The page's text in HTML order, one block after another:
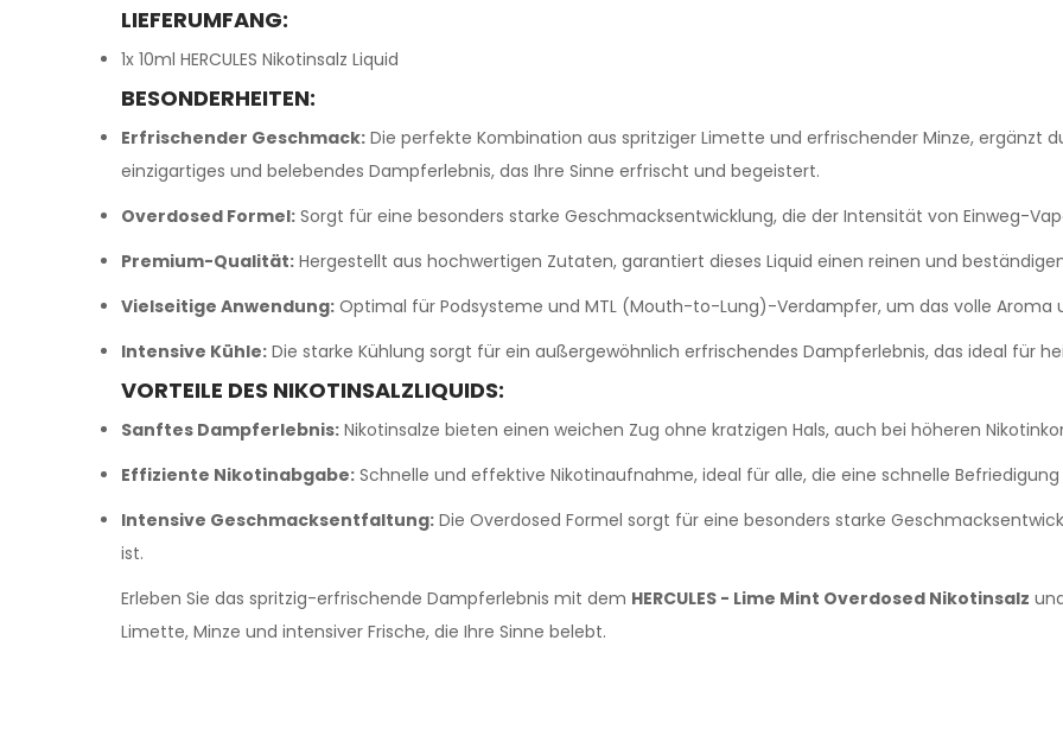
LIEFERUMFANG:
1x 10ml HERCULES Nikotinsalz Liquid
BESONDERHEITEN:
Erfrischender Geschmack: Die perfekte Kombination aus spritziger Limette und erfrischender Minze, ergänzt
einzigartiges und belebendes Dampferlebnis, das Ihre Sinne erfrischt und begeistert.
Overdosed Formel: Sorgt für eine besonders starke Geschmacksentwicklung, die der Intensität von Einweg-
Premium-Qualität: Hergestellt aus hochwertigen Zutaten, garantiert dieses Liquid einen reinen und
Vielseitige Anwendung: Optimal für Podsysteme und MTL (Mouth-to-Lung)-Verdampfer, um das volle Aroma
Intensive Kühle: Die starke Kühlung sorgt für ein außergewöhnlich erfrischendes Dampferlebnis, das ideal für
VORTEILE DES NIKOTINSALZLIQUIDS:
Sanftes Dampferlebnis: Nikotinsalze bieten einen weichen Zug ohne kratzigen Hals, auch bei höheren
Effiziente Nikotinabgabe: Schnelle und effektive Nikotinaufnahme, ideal für alle, die eine schnelle
Intensive Geschmacksentfaltung: Die Overdosed Formel sorgt für eine besonders starke
ist.
Erleben Sie das spritzig-erfrischende Dampferlebnis mit dem HERCULES - Lime Mint Overdosed Nikotinsalz
Limette, Minze und intensiver Frische, die Ihre Sinne belebt.